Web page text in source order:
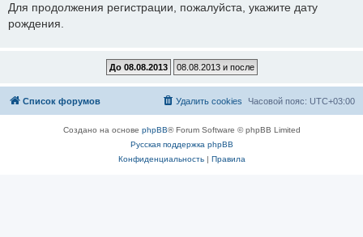
Для продолжения регистрации, пожалуйста, укажите дату
рождения.
Список форумов Часовой пояс: UTC+03:00
Удалить cookies
Создано на основе phpBB® Forum Software © phpBB Limited
Русская поддержка phpBB
Конфиденциальность| Правила